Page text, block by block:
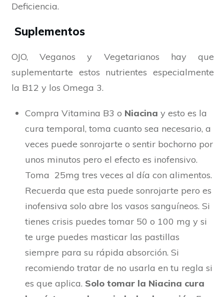
Deficiencia.
Suplementos
OJO, Veganos y Vegetarianos hay que
suplementarte estos nutrientes especialmente
la B12 y los Omega 3.
Compra Vitamina B3 o Niacina y esto es la
cura temporal, toma cuanto sea necesario, a
veces puede sonrojarte o sentir bochorno por
unos minutos pero el efecto es inofensivo.
Toma 25mg tres veces al día con alimentos.
Recuerda que esta puede sonrojarte pero es
inofensiva solo abre los vasos sanguíneos. Si
tienes crisis puedes tomar 50 o 100 mg y si
te urge puedes masticar las pastillas
siempre para su rápida absorción. Si
recomiendo tratar de no usarla en tu regla si
es que aplica. Solo tomar la Niacina cura